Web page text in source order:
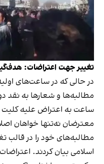
تغییر جهت اعتراضات:
در حالی که در ساعت‌های
مطالبه‌ها و شعارها به
ساعت به اعتراض علیه
معترضان نه‌تنها خواهان
مطالبه‌های خود را در قالب
اسلامی بیان کردند.